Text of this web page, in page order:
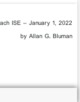
ISE – January 1, 2022
by Allan G. Bluman